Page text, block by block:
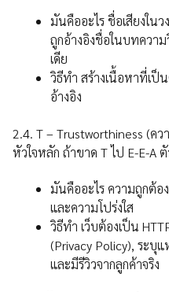
มันคืออะไร ชื่อเสียงใน
ถูกอ้างอิงชื่อในบทความ
เดีย
วิธีทำ สร้างเนื้อหาที่เ
อ้างอิง
2.4. T – Trustworthiness (ค
หัวใจหลัก ถ้าขาด T ไป E-E-A
มันคืออะไร ความถูกต้
และความโปร่งใส
วิธีทำ เว็บต้องเป็น
(Privacy Policy), ระบุ
และมีรีวิวจากลูกค้าจริง